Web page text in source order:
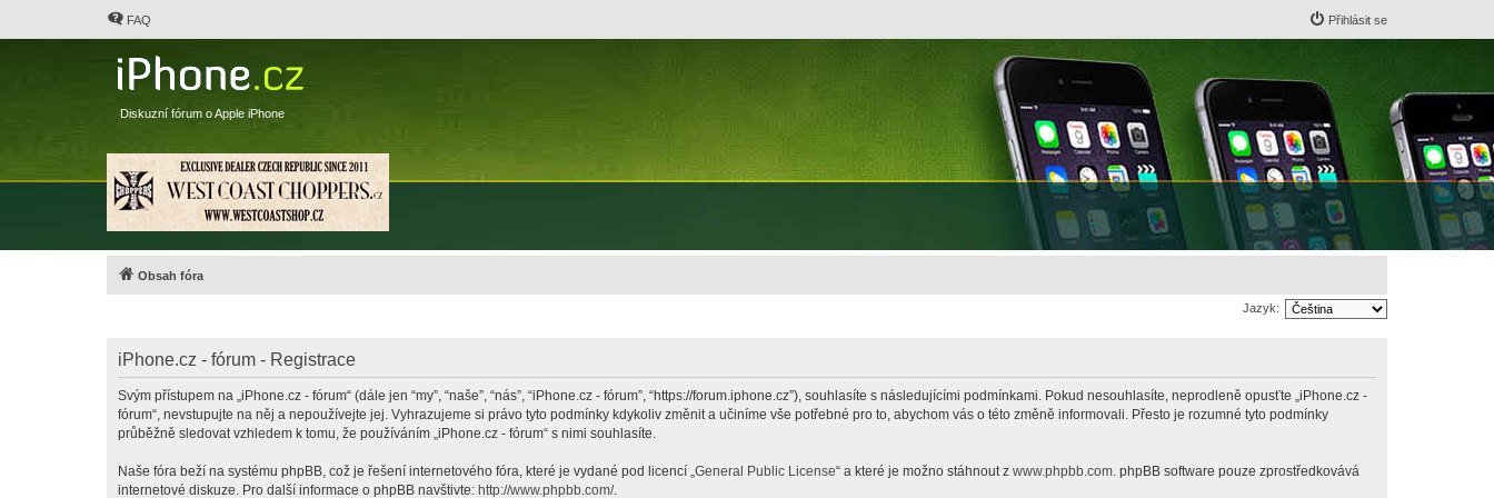
FAQ Přihlásit se
Diskuzní fórum o Apple iPhone
Obsah fóra
Jazyk:
iPhone.cz - fórum - Registrace
Svým přístupem na „iPhone.cz - fórum“ (dále jen “my”, “naše”, “nás”, “iPhone.cz - fórum”, “https://forum.iphone.cz”), souhlasíte s následujícími podmínkami. Pokud nesouhlasíte, neprodleně opusťte „iPhone.cz -
fórum“, nevstupujte na něj a nepoužívejte jej. Vyhrazujeme si právo tyto podmínky kdykoliv změnit a učiníme vše potřebné pro to, abychom vás o této změně informovali. Přesto je rozumné tyto podmínky
průběžně sledovat vzhledem k tomu, že používáním „iPhone.cz - fórum“ s nimi souhlasíte.
Naše fóra beží na systému phpBB, což je řešení internetového fóra, které je vydané pod licencí „ General Public License“ a které je možno stáhnout z www.phpbb.com . phpBB software pouze zprostředkovává
internetové diskuze. Pro další informace o phpBB navštivte: http://www.phpbb.com/.